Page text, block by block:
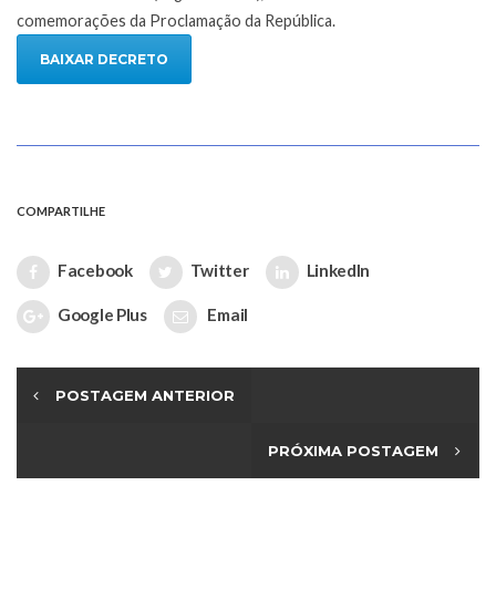
comemorações da Proclamação da República.
BAIXAR DECRETO
COMPARTILHE
Facebook Twitter LinkedIn
Google Plus Email
POSTAGEM ANTERIOR
PRÓXIMA POSTAGEM